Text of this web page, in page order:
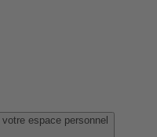
espace personnel